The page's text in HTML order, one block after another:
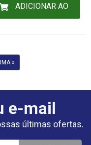
»
e-mail
últimas ofertas.